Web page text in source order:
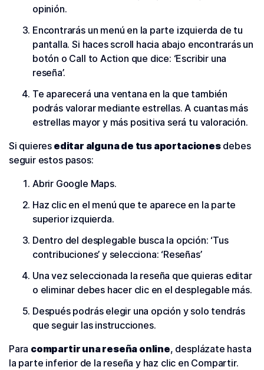
opinión.
Encontrarás un menú en la parte izquierda de tu
pantalla. Si haces scroll hacia abajo encontrarás un
botón o Call to Action que dice: ‘Escribir una
reseña’.
Te aparecerá una ventana en la que también
podrás valorar mediante estrellas. A cuantas más
estrellas mayor y más positiva será tu valoración.
Si quieres editar alguna de tus aportacionesdebes
seguir estos pasos:
Abrir Google Maps.
Haz clic en el menú que te aparece en la parte
superior izquierda.
Dentro del desplegable busca la opción: ‘Tus
contribuciones’ y selecciona: ‘Reseñas’
Una vez seleccionada la reseña que quieras editar
o eliminar debes hacer clic en el desplegable más.
Después podrás elegir una opción y solo tendrás
que seguir las instrucciones.
Para compartir una reseña online, desplázate hasta
la parte inferior de la reseña y haz clic en Compartir.